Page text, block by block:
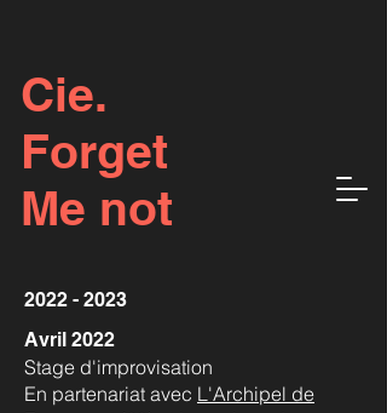
Cie.
Forget
Me not
2022 - 2023
Avril 2022
Stage d'improvisation
En partenariat avec L'Archipel de